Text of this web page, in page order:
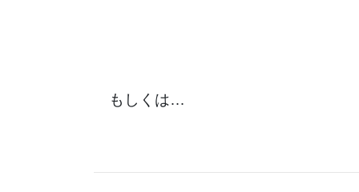
もしくは…